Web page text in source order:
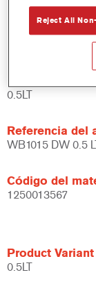
Amplias
Versátil - se
y utilizando
0.5LT
Referencia del
WB1015 DW 0.5
Código del
1250013567
Product Variant
0.5LT
Reject All